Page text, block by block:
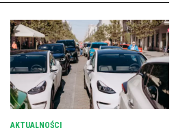
AKTUALNOŚCI